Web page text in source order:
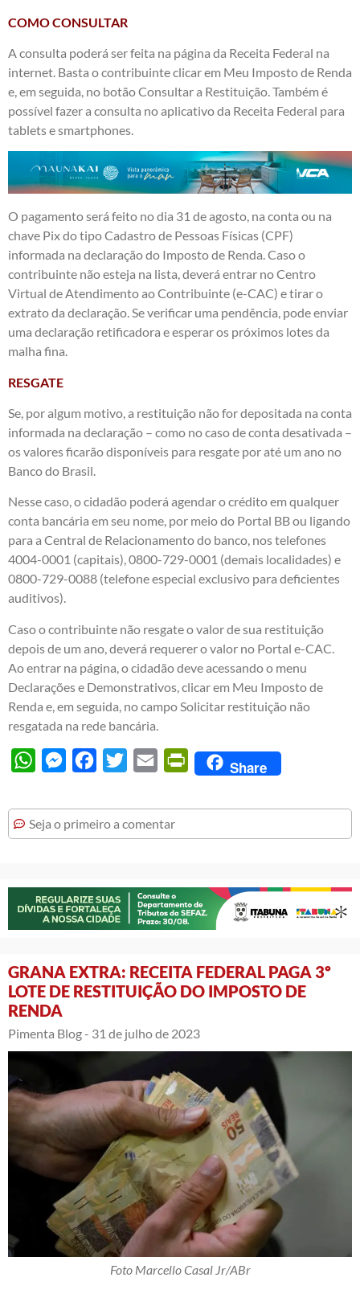
COMO CONSULTAR
A consulta poderá ser feita na página da Receita Federal na
internet. Basta o contribuinte clicar em Meu Imposto de Renda
e, em seguida, no botão Consultar a Restituição. Também é
possível fazer a consulta no aplicativo da Receita Federal para
tablets e smartphones.
O pagamento será feito no dia 31 de agosto, na conta ou na
chave Pix do tipo Cadastro de Pessoas Físicas (CPF)
informada na declaração do Imposto de Renda. Caso o
contribuinte não esteja na lista, deverá entrar no Centro
Virtual de Atendimento ao Contribuinte (e-CAC) e tirar o
extrato da declaração. Se verificar uma pendência, pode enviar
uma declaração retificadora e esperar os próximos lotes da
malha fina.
RESGATE
Se, por algum motivo, a restituição não for depositada na conta
informada na declaração – como no caso de conta desativada –
os valores ficarão disponíveis para resgate por até um ano no
Banco do Brasil.
Nesse caso, o cidadão poderá agendar o crédito em qualquer
conta bancária em seu nome, por meio do Portal BB ou ligando
para a Central de Relacionamento do banco, nos telefones
4004-0001 (capitais), 0800-729-0001 (demais localidades) e
0800-729-0088 (telefone especial exclusivo para deficientes
auditivos).
Caso o contribuinte não resgate o valor de sua restituição
depois de um ano, deverá requerer o valor no Portal e-CAC.
Ao entrar na página, o cidadão deve acessando o menu
Declarações e Demonstrativos, clicar em Meu Imposto de
Renda e, em seguida, no campo Solicitar restituição não
resgatada na rede bancária.
WhatsAppMessengerFacebook
Twitter Email PrintFriendly
Share
Seja o primeiro a comentar
GRANA EXTRA: RECEITA FEDERAL PAGA 3º
LOTE DE RESTITUIÇÃO DO IMPOSTO DE
RENDA
Pimenta Blog - 31 de julho de 2023
Foto Marcello Casal Jr/ABr